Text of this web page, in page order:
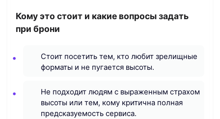
Кому это стоит и какие вопросы задать
при брони
Стоит посетить тем, кто любит зрелищные
форматы и не пугается высоты.
Не подходит людям с выраженным страхом
высоты или тем, кому критична полная
предсказуемость сервиса.